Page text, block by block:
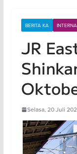
BERITA KA
JR
Selasa, 20 Juli